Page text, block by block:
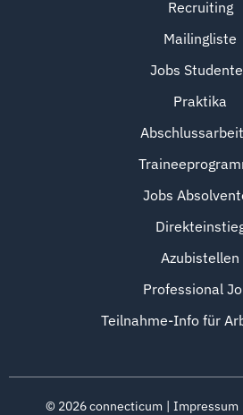
Recruiting
Mailingliste
Jobs
Praktika
Jobs
Azubistellen
Professional
Teilnahme-Info für
© 2026connecticum Impressum